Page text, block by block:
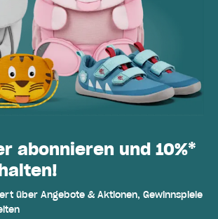
abonnieren und 10%*
über Angebote & Aktionen, Gewinnspiele